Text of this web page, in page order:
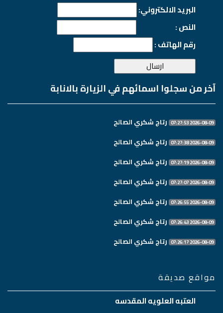
البريد الالكتروني:
النص :
رقم الهاتف :
آخر من سجلوا اسمائهم في الزيارة بالانابة
2026-08-09 07:27:53 رتاج شكري الصالح
2026-08-09 07:27:38 رتاج شكري الصالح
2026-08-09 07:27:19 رتاج شكري الصالح
2026-08-09 07:27:07 رتاج شكري الصالح
2026-08-09 07:26:55 رتاج شكري الصالح
2026-08-09 07:26:43 رتاج شكري الصالح
2026-08-09 07:26:17 رتاج شكري الصالح
مواقع صديقة
العتبه العلويه المقدسه